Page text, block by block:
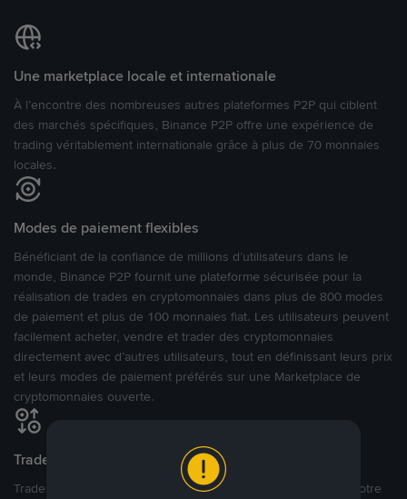
Une marketplace locale et internationale
À l’encontre des nombreuses autres plateformes P2P qui ciblent
des marchés spécifiques, Binance P2P offre une expérience de
trading véritablement internationale grâce à plus de 70 monnaies
locales.
Modes de paiement flexibles
Bénéficiant de la confiance de millions d’utilisateurs dans le
monde, Binance P2P fournit une plateforme sécurisée pour la
réalisation de trades en cryptomonnaies dans plus de 800 modes
de paiement et plus de 100 monnaies fiat. Les utilisateurs peuvent
facilement acheter, vendre et trader des cryptomonnaies
directement avec d’autres utilisateurs, tout en définissant leurs prix
et leurs modes de paiement préférés sur une Marketplace de
cryptomonnaies ouverte.
Tradez à des prix avantageux pour vous
Tradez des cryptos en étant libres d’acheter et de vendre à votre